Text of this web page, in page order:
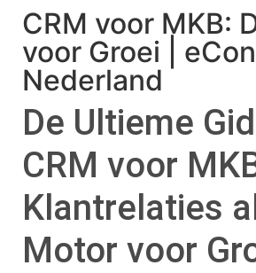
CRM voor MKB:
voor Groei |
Nederland
De Ultieme
CRM voor
Klantrelaties
Motor voor